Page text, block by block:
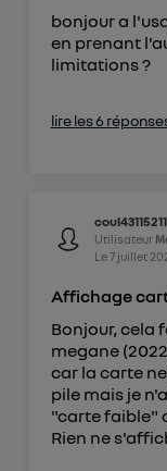
bonjour a
en prenant
limitations ?
lire les 6
coul43115211
Utilisateur
Le7 juillet
Affichage
Bonjour, cela
megane
car la carte
pile mais je
"carte faible"
Rien ne